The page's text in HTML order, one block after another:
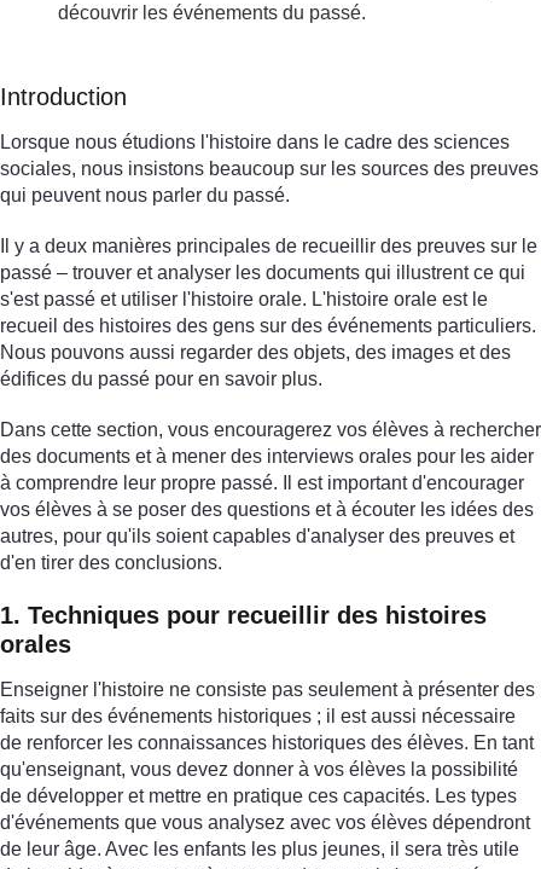
découvrir les événements du passé.
Introduction
Lorsque nous étudions l'histoire dans le cadre des sciences
sociales, nous insistons beaucoup sur les sources des preuves
qui peuvent nous parler du passé.
Il y a deux manières principales de recueillir des preuves sur le
passé – trouver et analyser les documents qui illustrent ce qui
s'est passé et utiliser l'histoire orale. L'histoire orale est le
recueil des histoires des gens sur des événements particuliers.
Nous pouvons aussi regarder des objets, des images et des
édifices du passé pour en savoir plus.
Dans cette section, vous encouragerez vos élèves à rechercher
des documents et à mener des interviews orales pour les aider
à comprendre leur propre passé. Il est important d'encourager
vos élèves à se poser des questions et à écouter les idées des
autres, pour qu'ils soient capables d'analyser des preuves et
d'en tirer des conclusions.
1. Techniques pour recueillir des histoires
orales
Enseigner l'histoire ne consiste pas seulement à présenter des
faits sur des événements historiques ; il est aussi nécessaire
de renforcer les connaissances historiques des élèves. En tant
qu'enseignant, vous devez donner à vos élèves la possibilité
de développer et mettre en pratique ces capacités. Les types
d'événements que vous analysez avec vos élèves dépendront
de leur âge. Avec les enfants les plus jeunes, il sera très utile